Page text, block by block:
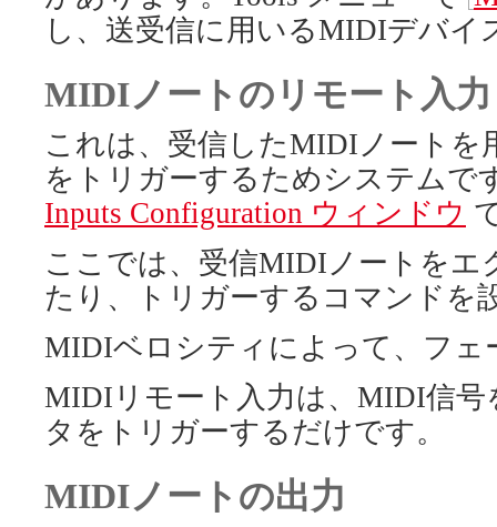
し、送受信に用いるMIDIデバイ
MIDIノートのリモート入力
これは、受信したMIDIノート
をトリガーするためシステムで
Inputs Configuration ウィンドウ
ここでは、受信MIDIノートを
たり、トリガーするコマンドを
MIDIベロシティによって、フェ
MIDIリモート入力は、MIDI信
タをトリガーするだけです。
MIDIノートの出力